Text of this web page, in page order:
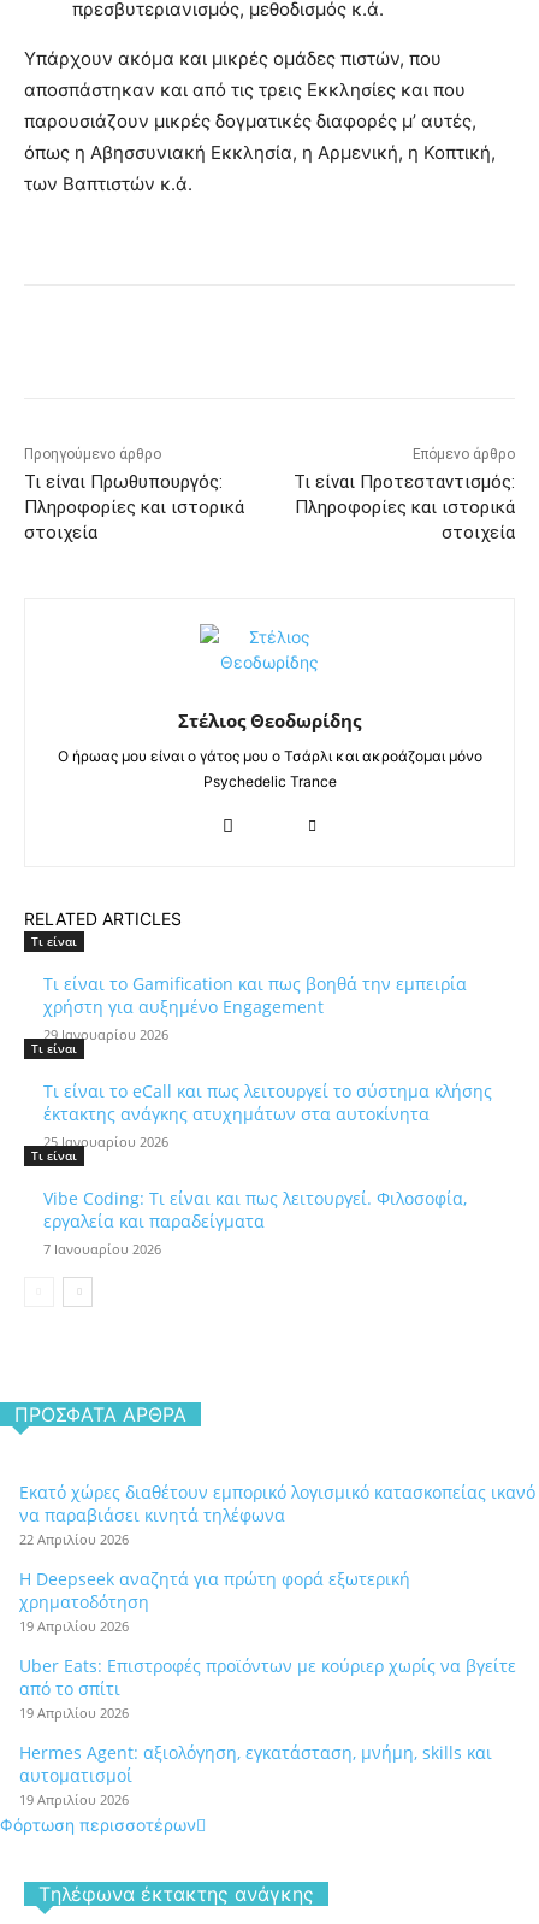
πρεσβυτεριανισμός, μεθοδισμός κ.ά.
Υπάρχουν ακόμα και μικρές ομάδες πιστών, που
αποσπάστηκαν και από τις τρεις Εκκλησίες και που
παρουσιάζουν μικρές δογματικές διαφορές μ’ αυτές,
όπως η Αβησσυνιακή Εκκλησία, η Αρμενική, η Κοπτική,
των Βαπτιστών κ.ά.
Προηγούμενο άρθρο
Τι είναι Πρωθυπουργός:
Πληροφορίες και ιστορικά
στοιχεία
Επόμενο άρθρο
Τι είναι Προτεσταντισμός:
Πληροφορίες και ιστορικά
στοιχεία
Στέλιος Θεοδωρίδης
Ο ήρωας μου είναι ο γάτος μου ο Τσάρλι και ακροάζομαι μόνο
Psychedelic Trance
RELATED ARTICLES
Τι είναι
Τι είναι το Gamification και πως βοηθά την εμπειρία
χρήστη για αυξημένο Engagement
29 Ιανουαρίου 2026
Τι είναι
Τι είναι το eCall και πως λειτουργεί το σύστημα κλήσης
έκτακτης ανάγκης ατυχημάτων στα αυτοκίνητα
25 Ιανουαρίου 2026
Τι είναι
Vibe Coding: Τι είναι και πως λειτουργεί. Φιλοσοφία,
εργαλεία και παραδείγματα
7 Ιανουαρίου 2026
ΠΡΌΣΦΑΤΑ ΆΡΘΡΑ
Εκατό χώρες διαθέτουν εμπορικό λογισμικό κατασκοπείας ικανό
να παραβιάσει κινητά τηλέφωνα
22 Απριλίου 2026
Η Deepseek αναζητά για πρώτη φορά εξωτερική
χρηματοδότηση
19 Απριλίου 2026
Uber Eats: Επιστροφές προϊόντων με κούριερ χωρίς να βγείτε
από το σπίτι
19 Απριλίου 2026
Hermes Agent: αξιολόγηση, εγκατάσταση, μνήμη, skills και
αυτοματισμοί
19 Απριλίου 2026
Φόρτωση περισσοτέρων
Tηλέφωνα έκτακτης ανάγκης